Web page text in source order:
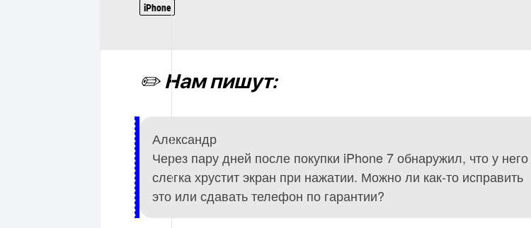
iPhone
✏️ Нам пишут:
Александр
Через пару дней после покупки iPhone 7 обнаружил, что у него
слегка хрустит экран при нажатии. Можно ли как-то исправить
это или сдавать телефон по гарантии?